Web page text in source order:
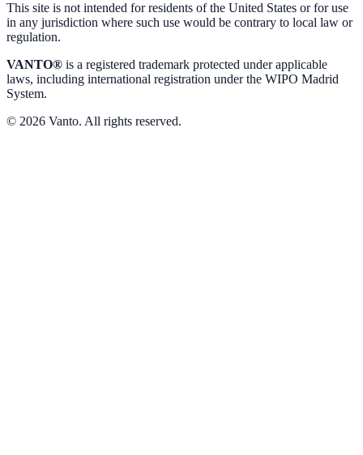
This site is not intended for residents of the United States or for use
in any jurisdiction where such use would be contrary to local law or
regulation.
VANTO® is a registered trademark protected under applicable
laws, including international registration under the WIPO Madrid
System.
© 2026 Vanto. All rights reserved.